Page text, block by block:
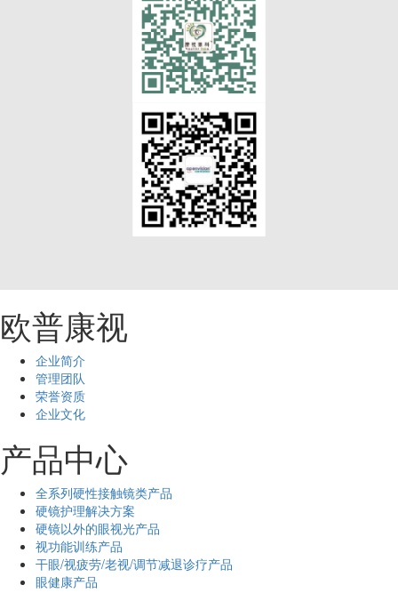
欧普康视
企业简介
管理团队
荣誉资质
企业文化
产品中心
全系列硬性接触镜类产品
硬镜护理解决方案
硬镜以外的眼视光产品
视功能训练产品
干眼/视疲劳/老视/调节减退诊疗产品
眼健康产品